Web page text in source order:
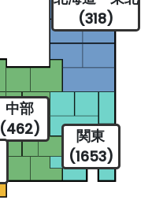
(318)
関東
(1653)
中部
(462)